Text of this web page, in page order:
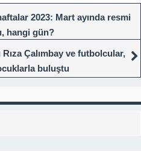
2023: Mart ayında resmi
hangi gün?
Çalımbay ve futbolcular,
buluştu